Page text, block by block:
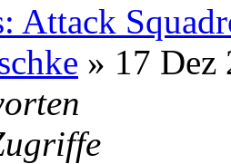
Attack
» 17 Dez